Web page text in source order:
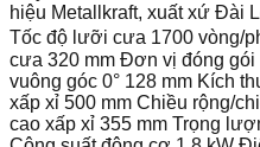
hiệu Metallkraft, xuất xứ Đài
Tốc độ lưỡi cưa 1700 vòng/
cưa 320 mm Đơn vị đóng gói
vuông góc 0° 128 mm Kích
xấp xỉ 500 mm Chiều rộng/
cao xấp xỉ 355 mm Trọng